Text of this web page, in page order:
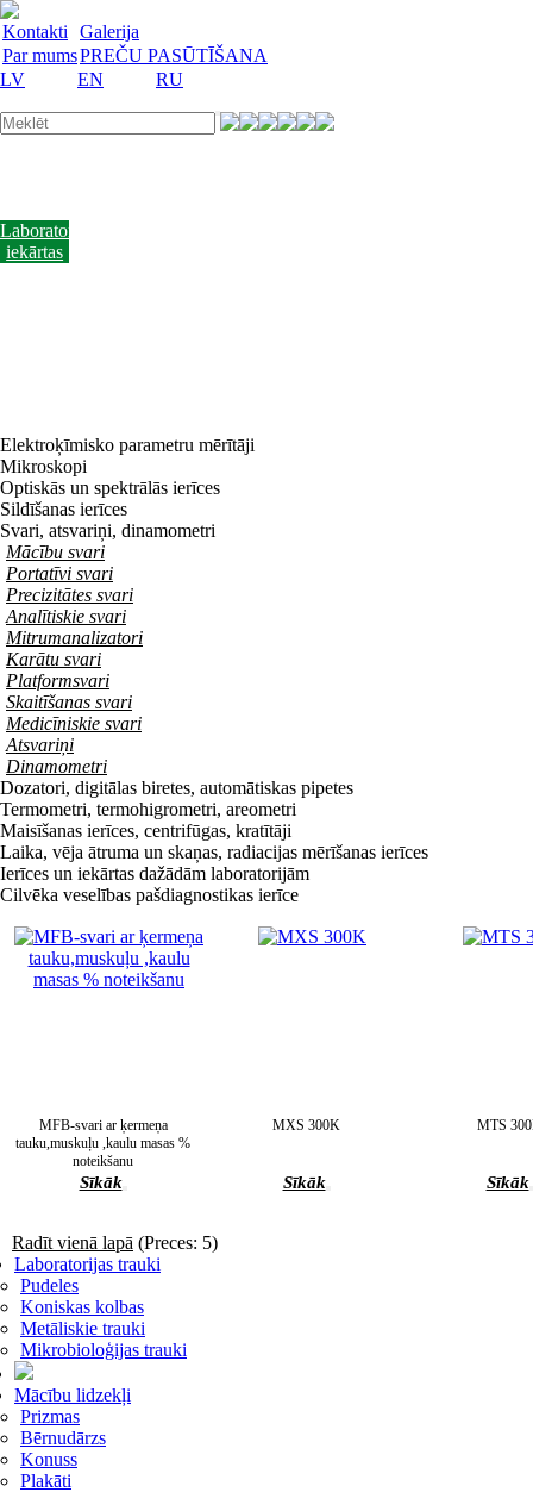
Kontakti
Galerija
Par mumsPREČU PASŪTĪŠANA
LV
EN RU
Laboratorijas
iekārtas
Elektroķīmisko parametru mērītāji
Mikroskopi
Optiskās un spektrālās ierīces
Sildīšanas ierīces
Svari, atsvariņi, dinamometri
Mācību svari
Portatīvi svari
Precizitātes svari
Analītiskie svari
Mitrumanalizatori
Karātu svari
Platformsvari
Skaitīšanas svari
Medicīniskie svari
Atsvariņi
Dinamometri
Dozatori, digitālas biretes, automātiskas pipetes
Termometri, termohigrometri, areometri
Maisīšanas ierīces, centrifūgas, kratītāji
Laika, vēja ātruma un skaņas, radiacijas mērīšanas ierīces
Ierīces un iekārtas dažādām laboratorijām
Cilvēka veselības pašdiagnostikas ierīce
MFB-svari ar ķermeņa
tauku,muskuļu ,kaulu masas %
noteikšanu
Sīkāk
MXS 300K
Sīkāk
MTS
Sīkāk
Radīt vienā lapā (Preces: 5)
Laboratorijas trauki
Pudeles
Koniskas kolbas
Metāliskie trauki
Mikrobioloģijas trauki
Mācību lidzekļi
Prizmas
Bērnudārzs
Konuss
Plakāti